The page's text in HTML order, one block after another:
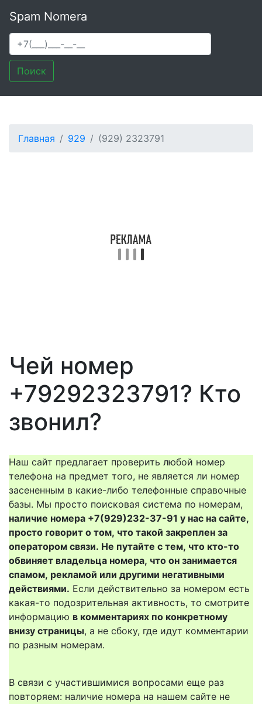
Spam Nomera
Поиск
Главная 929 (929) 2323791
Чей номер
+79292323791? Кто
звонил?
Наш сайт предлагает проверить любой номер
телефона на предмет того, не является ли номер
засененным в какие-либо телефонные справочные
базы. Мы просто поисковая система по номерам,
наличие номера +7(929)232-37-91 у нас на сайте,
просто говорит о том, что такой закреплен за
оператором связи. Не путайте с тем, что кто-то
обвиняет владельца номера, что он занимается
спамом, рекламой или другими негативными
действиями. Если действительно за номером есть
какая-то подозрительная активность, то смотрите
информацию в комментариях по конкретному
внизу страницы, а не сбоку, где идут комментарии
по разным номерам.
В связи с участившимися вопросами еще раз
повторяем: наличие номера на нашем сайте не